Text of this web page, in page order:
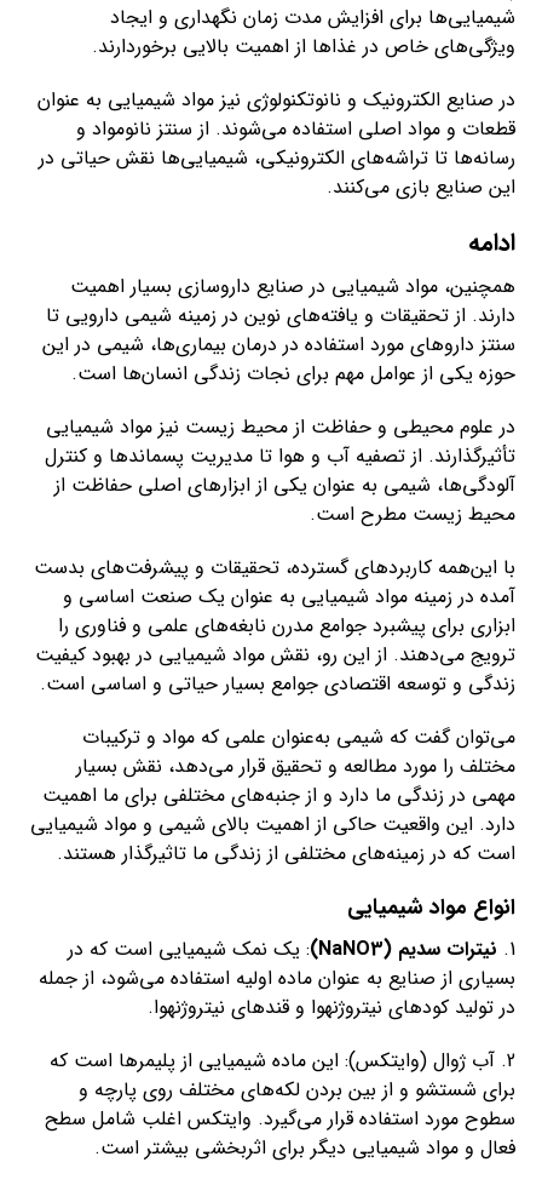
شیمیایی‌ها برای افزایش مدت زمان نگهداری و ایجاد
ویژگی‌های خاص در غذاها از اهمیت بالایی برخوردارند.
در صنایع الکترونیک و نانوتکنولوژی نیز مواد شیمیایی به عنوان
قطعات و مواد اصلی استفاده می‌شوند. از سنتز نانومواد و
رسانه‌ها تا تراشه‌های الکترونیکی، شیمیایی‌ها نقش حیاتی در
این صنایع بازی می‌کنند.
ادامه
همچنین، مواد شیمیایی در صنایع داروسازی بسیار اهمیت
دارند. از تحقیقات و یافته‌های نوین در زمینه شیمی دارویی تا
سنتز داروهای مورد استفاده در درمان بیماری‌ها، شیمی در این
حوزه یکی از عوامل مهم برای نجات زندگی انسان‌ها است.
در علوم محیطی و حفاظت از محیط زیست نیز مواد شیمیایی
تأثیرگذارند. از تصفیه آب و هوا تا مدیریت پسماندها و کنترل
آلودگی‌ها، شیمی به عنوان یکی از ابزارهای اصلی حفاظت از
محیط زیست مطرح است.
با این‌همه کاربردهای گسترده، تحقیقات و پیشرفت‌های بدست
آمده در زمینه مواد شیمیایی به عنوان یک صنعت اساسی و
ابزاری برای پیشبرد جوامع مدرن نابغه‌های علمی و فناوری را
ترویج می‌دهند. از این رو، نقش مواد شیمیایی در بهبود کیفیت
زندگی و توسعه اقتصادی جوامع بسیار حیاتی و اساسی است.
می‌توان گفت که شیمی به‌عنوان علمی که مواد و ترکیبات
مختلف را مورد مطالعه و تحقیق قرار می‌دهد، نقش بسیار
مهمی در زندگی ما دارد و از جنبه‌های مختلفی برای ما اهمیت
دارد. این واقعیت حاکی از اهمیت بالای شیمی و مواد شیمیایی
است که در زمینه‌های مختلفی از زندگی ما تاثیرگذار هستند.
انواع مواد شیمیایی
1. نیترات سدیم (NaNO3)
: یک نمک شیمیایی است که در
بسیاری از صنایع به عنوان ماده اولیه استفاده می‌شود، از جمله
در تولید کودهای نیتروژنهوا و قندهای نیتروژنهوا.
2. آب ژوال (وایتکس): این ماده شیمیایی از پلیمرها است که
برای شستشو و از بین بردن لکه‌های مختلف روی پارچه و
سطوح مورد استفاده قرار می‌گیرد. وایتکس اغلب شامل سطح
فعال و مواد شیمیایی دیگر برای اثربخشی بیشتر است.